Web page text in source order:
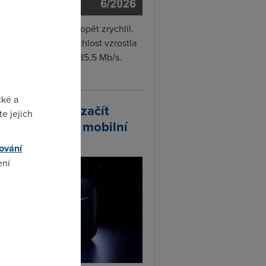
Fi internet v červnu opět zrychlil.
naměřená rychlost vzrostla
o 4 % na 35,5 Mb/s.
plánuje začít
vlastní mobilní
a
jejich